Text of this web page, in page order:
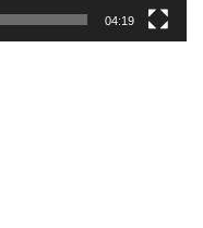
04:19